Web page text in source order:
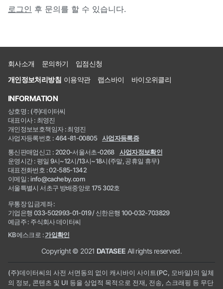
로그인 후 문의를 할 수 있습니다.
회사소개 문의하기
입점신청
개인정보처리방침 이용약관 랩스바이 바이오위클리
INFORMATION
상호명 : (주)데이터씨
대표이사 : 최영진
개인정보보호책임자 : 최영진
사업자등록번호 : 464-81-00805
사업자등록증
통신판매업신고 : 2020-서울서초-0268
사업자정보확인
운영시간 : 평일 9시~12시/13시~18시(주말, 공휴일 휴무)
대표전화번호 : 02-585-1342
이메일 : info@cacheby.com
서울특별시 서초구 방배중앙로 175 302호
무통장 입금계좌 :
기업은행 033-502993-01-019 / 신한은행 100-032-703829
예금주 : 주식회사 데이터씨
KB에스크로 :가입확인
Copyright © 2021 DATASEE All rights reserved.
(주)데이터씨의 사전 서면동의 없이 캐시바이 사이트(PC, 모바일)의 일체
의 정보, 콘텐츠 및 UI 등을 상업적 목적으로 전재, 전송, 스크래핑 등 무단